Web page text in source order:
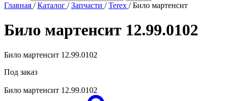
Главная /Каталог /Запчасти /Terex /Било мартенсит
Било мартенсит 12.99.0102
Било мартенсит 12.99.0102
Под заказ
Било мартенсит 12.99.0102